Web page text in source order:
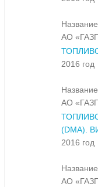
АО
2016 год
АО
(DMA).
2016 год
АО